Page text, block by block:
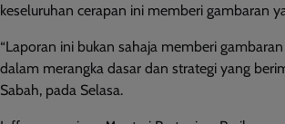
keseluruhan cerapan ini memberi gambaran
“Laporan ini bukan sahaja memberi
dalam merangka dasar dan strategi yang
Sabah, pada Selasa.